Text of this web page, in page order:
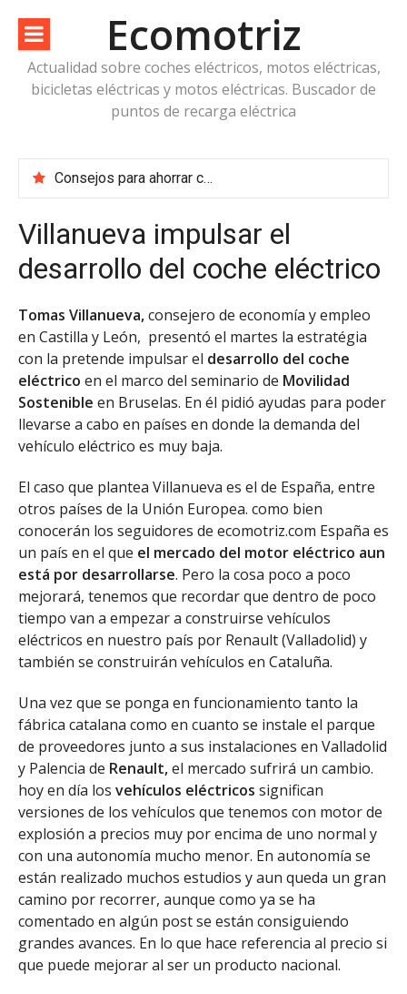
contenido
Ecomotriz
Actualidad sobre coches eléctricos, motos eléctricas,
bicicletas eléctricas y motos eléctricas. Buscador de
puntos de recarga eléctrica
Consejos para ahorrar combustible en vacaciones
Cuidado con los coches de arranque por botón – ventajas e inconvenientes
¿Son legales los detectores de radares?
Villanueva impulsar el
desarrollo del coche eléctrico
Tomas Villanueva,consejero de economía y empleo
en Castilla y León, presentó el martes la estratégia
con la pretende impulsar el desarrollo del coche
eléctrico en el marco del seminario de Movilidad
Sostenible en Bruselas. En él pidió ayudas para poder
llevarse a cabo en países en donde la demanda del
vehículo eléctrico es muy baja.
El caso que plantea Villanueva es el de España, entre
otros países de la Unión Europea. como bien
conocerán los seguidores de ecomotriz.com España es
un país en el que el mercado del motor eléctrico aun
está por desarrollarse. Pero la cosa poco a poco
mejorará, tenemos que recordar que dentro de poco
tiempo van a empezar a construirse vehículos
eléctricos en nuestro país por Renault (Valladolid) y
también se construirán vehículos en Cataluña.
Una vez que se ponga en funcionamiento tanto la
fábrica catalana como en cuanto se instale el parque
de proveedores junto a sus instalaciones en Valladolid
y Palencia de Renault,el mercado sufrirá un cambio.
hoy en día los vehículos eléctricos significan
versiones de los vehículos que tenemos con motor de
explosión a precios muy por encima de uno normal y
con una autonomía mucho menor. En autonomía se
están realizado muchos estudios y aun queda un gran
camino por recorrer, aunque como ya se ha
comentado en algún post se están consiguiendo
grandes avances. En lo que hace referencia al precio si
que puede mejorar al ser un producto nacional.